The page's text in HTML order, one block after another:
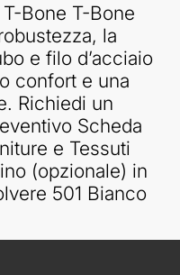
Bone T-Bone
la
e filo d’acciaio
confort e una
Richiedi un
Scheda
e Tessuti
(opzionale) in
501 Bianco